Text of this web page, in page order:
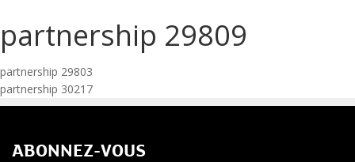
partnership 29809
Navigation
de
l’article
partnership 29803
partnership 30217
ABONNEZ-VOUS